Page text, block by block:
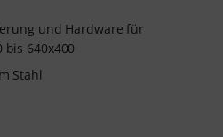
und Hardware für
bis 640x400
Stahl